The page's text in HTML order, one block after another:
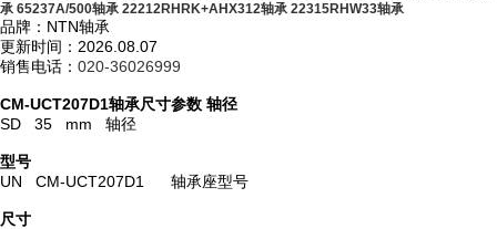
承 65237A/500轴承 22212RHRK+AHX312轴承 22315RHW33轴承
品牌：NTN轴承
更新时间：2026.08.07
销售电话： 020-36026999
CM-UCT207D1轴承尺寸参数 轴径
SD 35 mm 轴径
型号
UN CM-UCT207D1 轴承座型号
尺寸